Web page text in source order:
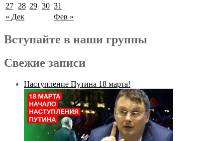
« Дек Фев »
27 28 29 30 31
Вступайте в наши группы
Свежие записи
Наступление Путина 18 марта!